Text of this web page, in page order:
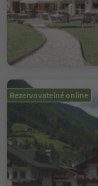
Rezervovatelné online